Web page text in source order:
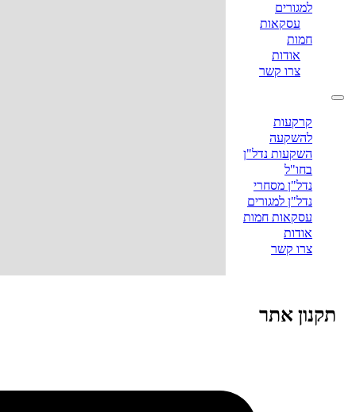
למגורים
עסקאות
חמות
אודות
צרו קשר
קרקעות
להשקעה
השקעות נדל"ן
בחו"ל
נדל"ן מסחרי
נדל"ן למגורים
עסקאות חמות
אודות
צרו קשר
תקנון אתר